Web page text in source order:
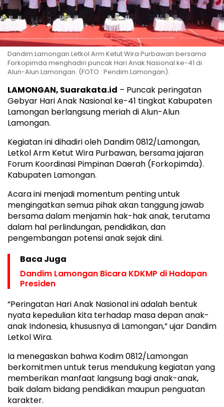
Dandim Lamongan Letkol Arm Ketut Wira Purbawan bersama
Forkopimda menghadiri puncak Hari Anak Nasional ke-41 di
Alun-Alun Lamongan. (FOTO : Pendim Lamongan).
LAMONGAN, Suarakata.id – Puncak peringatan
Gebyar Hari Anak Nasional ke-41 tingkat Kabupaten
Lamongan berlangsung meriah di Alun-Alun
Lamongan.
Kegiatan ini dihadiri oleh Dandim 0812/Lamongan,
Letkol Arm Ketut Wira Purbawan, bersama jajaran
Forum Koordinasi Pimpinan Daerah (Forkopimda).
Kabupaten Lamongan.
Acara ini menjadi momentum penting untuk
mengingatkan semua pihak akan tanggung jawab
bersama dalam menjamin hak-hak anak, terutama
dalam hal perlindungan, pendidikan, dan
pengembangan potensi anak sejak dini.
Baca Juga
Dandim Lamongan Bicara KDKMP di Hadapan
Presiden
“Peringatan Hari Anak Nasional ini adalah bentuk
nyata kepedulian kita terhadap masa depan anak-
anak Indonesia, khususnya di Lamongan,” ujar Dandim
Letkol Wira.
Ia menegaskan bahwa Kodim 0812/Lamongan
berkomitmen untuk terus mendukung kegiatan yang
memberikan manfaat langsung bagi anak-anak,
baik dalam bidang pendidikan maupun penguatan
karakter.